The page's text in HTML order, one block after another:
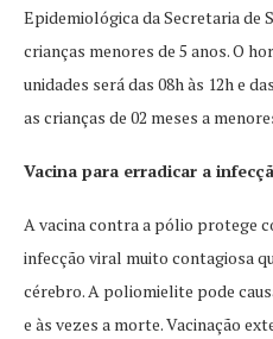
Epidemiológica da Secretaria de
crianças menores de 5 anos. O
unidades será das 08h às 12h e
as crianças de 02 meses a
Vacina para erradicar a
A vacina contra a pólio protege
infecção viral muito contagiosa
cérebro. A poliomielite pode
e às vezes a morte. Vacinação